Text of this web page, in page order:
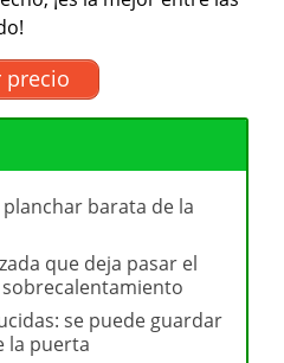
precio
barata de la
que deja pasar el
se puede guardar
la puerta